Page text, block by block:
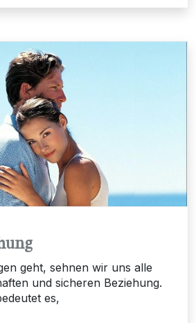
geht, sehnen wir uns alle
und sicheren Beziehung.
es,